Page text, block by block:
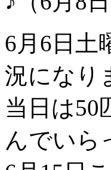
6月6日土
況になり
当日は50
んでいら